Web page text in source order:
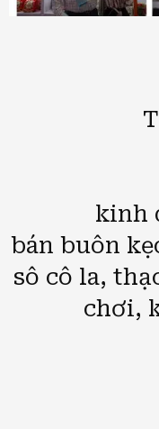
kinh
bán buôn
sô cô la,
chơi,